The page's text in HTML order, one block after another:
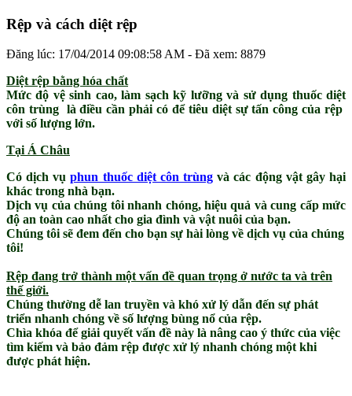
Rệp và cách diệt rệp
Đăng lúc: 17/04/2014 09:08:58 AM - Đã xem: 8879
Diệt rệp bằng hóa chất
Mức độ vệ sinh cao, làm sạch kỹ lưỡng và sử dụng thuốc diệt
côn trùng là điều cần phải có để tiêu diệt sự tấn công của rệp
với số lượng lớn.
Tại Á Châu
Có dịch vụphun thuốc diệt côn trùng và các động vật gây hại
khác trong nhà bạn.
Dịch vụ của chúng tôi nhanh chóng, hiệu quả và cung cấp mức
độ an toàn cao nhất cho gia đình và vật nuôi của bạn.
Chúng tôi sẽ đem đến cho bạn sự hài lòng về dịch vụ của chúng
tôi!
Rệp đang trở thành một vấn đề quan trọng ở nước ta và trên
thế giới.
Chúng thường dễ lan truyền và khó xử lý dẫn đến sự phát
triển nhanh chóng về số lượng bùng nổ của rệp.
Chìa khóa để giải quyết vấn đề này là nâng cao ý thức của việc
tìm kiếm và bảo đảm rệp được xử lý nhanh chóng một khi
được phát hiện.